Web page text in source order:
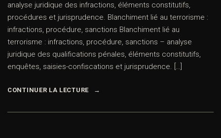
analyse juridique des infractions, éléments constitutifs,
procédures et jurisprudence. Blanchiment lié au terrorisme :
infractions, procédure, sanctions Blanchiment lié au
terrorisme : infractions, procédure, sanctions – analyse
juridique des qualifications pénales, éléments constitutifs,
enquêtes, saisies-confiscations et jurisprudence. […]
CONTINUER LA LECTURE